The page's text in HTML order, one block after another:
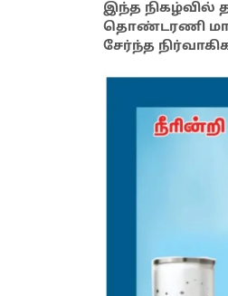
இந்த நிகழ்வில்
தொண்டரணி
சேர்ந்த